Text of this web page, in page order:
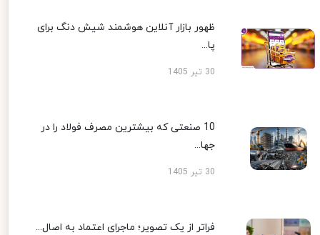
ظهور بازار آنلاین هوشمند شیش دنگ برای
پا...
30 تیر 1405
10 صنعتی که بیشترین مصرف فولاد را در
جها...
30 تیر 1405
فراتر از یک تصویر؛ ماجرای اعتماد به اصال...